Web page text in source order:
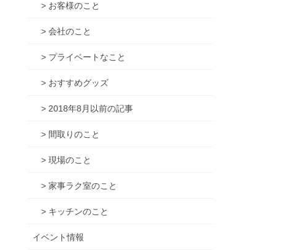
> お客様のこと
> 会社のこと
> プライベートなこと
> おすすめグッズ
> 2018年8月以前の記事
> 間取りのこと
> 現場のこと
> 家事ラク室のこと
> キッチンのこと
イベント情報